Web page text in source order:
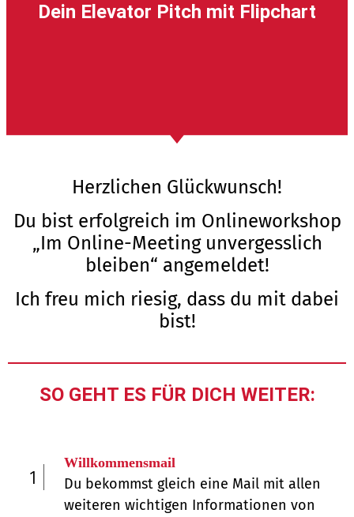
Dein Elevator Pitch mit Flipchart
Herzlichen Glückwunsch!
Du bist erfolgreich im Onlineworkshop
„Im Online-Meeting unvergesslich
bleiben“ angemeldet!
Ich freu mich riesig, dass du mit dabei
bist!
SO GEHT ES FÜR DICH WEITER:
1
Willkommensmail
Du bekommst gleich eine Mail mit allen
weiteren wichtigen Informationen von